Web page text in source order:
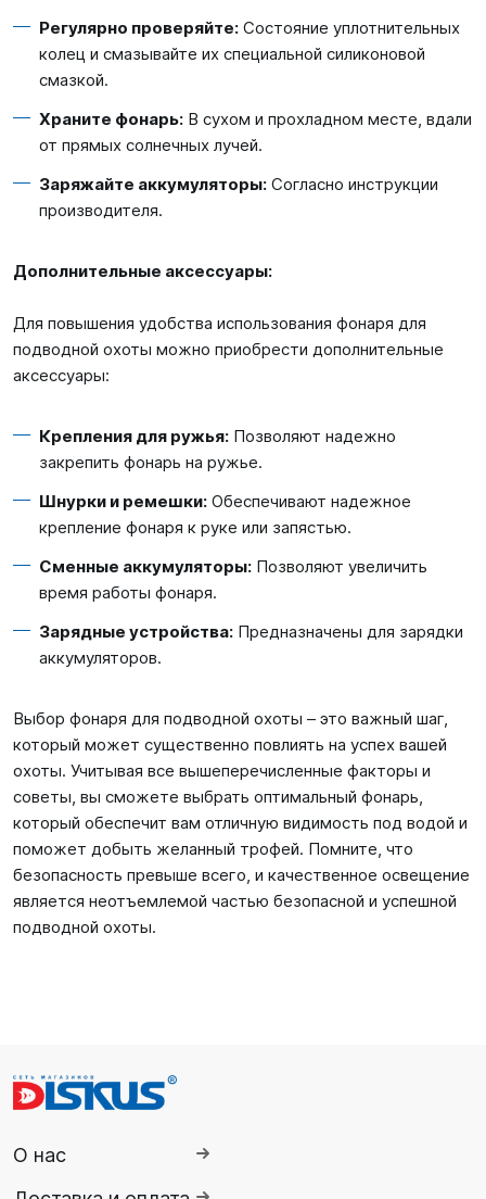
Регулярно проверяйте: Состояние уплотнительных
колец и смазывайте их специальной силиконовой
смазкой.
Храните фонарь: В сухом и прохладном месте, вдали
от прямых солнечных лучей.
Заряжайте аккумуляторы: Согласно инструкции
производителя.
Дополнительные аксессуары:
Для повышения удобства использования фонаря для
подводной охоты можно приобрести дополнительные
аксессуары:
Крепления для ружья: Позволяют надежно
закрепить фонарь на ружье.
Шнурки и ремешки: Обеспечивают надежное
крепление фонаря к руке или запястью.
Сменные аккумуляторы: Позволяют увеличить
время работы фонаря.
Зарядные устройства: Предназначены для зарядки
аккумуляторов.
Выбор фонаря для подводной охоты – это важный шаг,
который может существенно повлиять на успех вашей
охоты. Учитывая все вышеперечисленные факторы и
советы, вы сможете выбрать оптимальный фонарь,
который обеспечит вам отличную видимость под водой и
поможет добыть желанный трофей. Помните, что
безопасность превыше всего, и качественное освещение
является неотъемлемой частью безопасной и успешной
подводной охоты.
О нас